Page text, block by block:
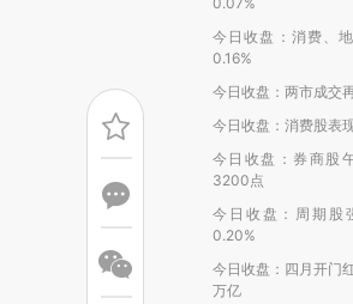
今日收盘：消费、
0.16%
今日收盘：两市成交
今日收盘：消费股表
今日收盘：券商股
3200点
今日收盘：周期股
0.20%
今日收盘：四月开门
万亿